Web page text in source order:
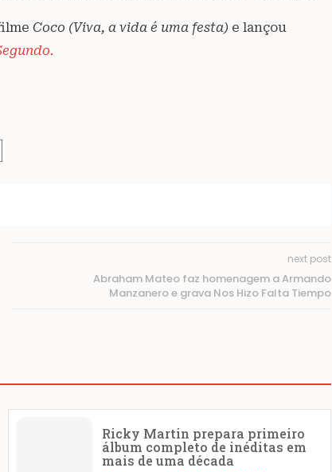
Coco (Viva, a vida é uma festa) e lançou
next post
Abraham Mateo faz homenagem a Armando
Manzanero e grava Nos Hizo Falta Tiempo
Ricky Martin prepara primeiro
álbum completo de inéditas em
mais de uma década